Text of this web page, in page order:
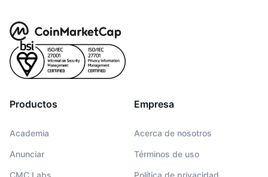
Productos
Academia
Anunciar
CMC Labs
Empresa
Acerca de nosotros
Términos de uso
Política de privacidad